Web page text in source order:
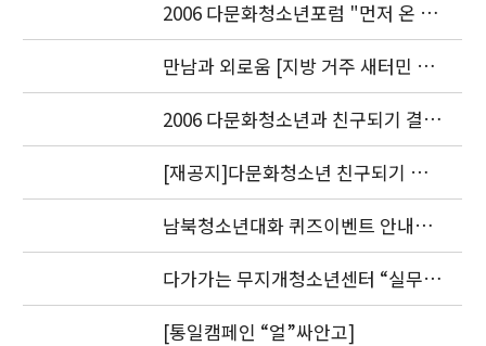
2006 다문화청소년포럼 "먼저 온 미
래" 개최 안내
만남과 외로움 [지방 거주 새터민 청
소년의 적응과 과제] 세미나.
2006 다문화청소년과 친구되기 결과
발표 안내
[재공지]다문화청소년 친구되기 공
모전 결과발표 연기 안내
남북청소년대화 퀴즈이벤트 안내입
니다.
다가가는 무지개청소년센터 “실무자
워크숍” 안내 및 신청
[통일캠페인 “얼”싸안고]